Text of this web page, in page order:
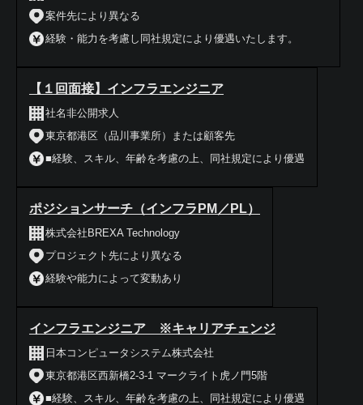
案件先により異なる
経験・能力を考慮し同社規定により優遇いたします。
【１回面接】インフラエンジニア
社名非公開求人
東京都港区（品川事業所）または顧客先
■経験、スキル、年齢を考慮の上、同社規定により優遇
ポジションサーチ（インフラPM／PL）
株式会社BREXA Technology
プロジェクト先により異なる
経験や能力によって変動あり
インフラエンジニア ※キャリアチェンジ
日本コンピュータシステム株式会社
東京都港区西新橋2-3-1 マークライト虎ノ門5階
■経験、スキル、年齢を考慮の上、同社規定により優遇